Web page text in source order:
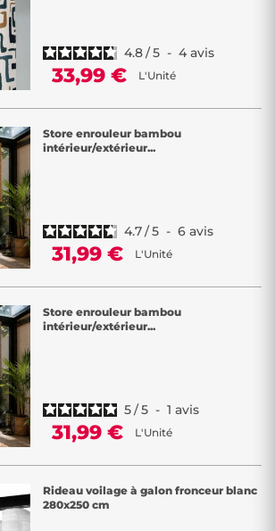
4.8/5 - 4 avis
33,99 € L'Unité
Store enrouleur bambou
intérieur/extérieur...
4.7/5 - 6 avis
31,99 € L'Unité
Store enrouleur bambou
intérieur/extérieur...
5/5 - 1 avis
31,99 € L'Unité
Rideau voilage à galon fronceur blanc
280x250 cm